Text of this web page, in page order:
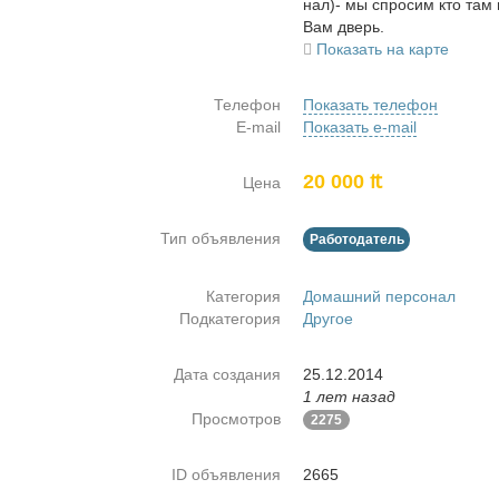
нал)- мы спро­сим кто там
Вам дверь.
Показать на карте
Телефон
Показать телефон
E-mail
Показать e-mail
Цена 20 000 ₶
Тип объявления Работодатель
Категория
Домашний персонал
Подкатегория
Другое
Дата создания
25.12.2014
1 лет назад
Просмотров
2275
ID объявления 2665